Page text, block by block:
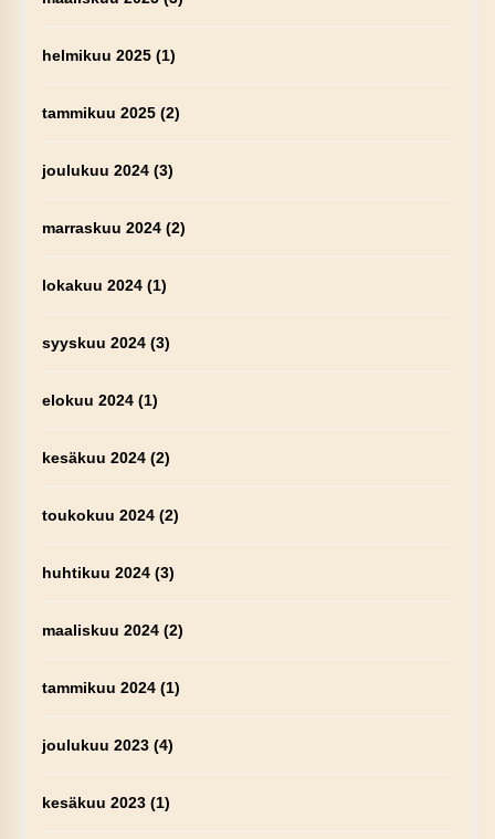
helmikuu 2025(1)
tammikuu 2025(2)
joulukuu 2024(3)
marraskuu 2024(2)
lokakuu 2024(1)
syyskuu 2024(3)
elokuu 2024(1)
kesäkuu 2024(2)
toukokuu 2024(2)
huhtikuu 2024(3)
maaliskuu 2024(2)
tammikuu 2024(1)
joulukuu 2023(4)
kesäkuu 2023(1)